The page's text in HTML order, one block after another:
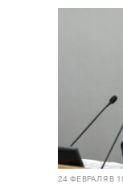
24 ФЕВРАЛЯ В